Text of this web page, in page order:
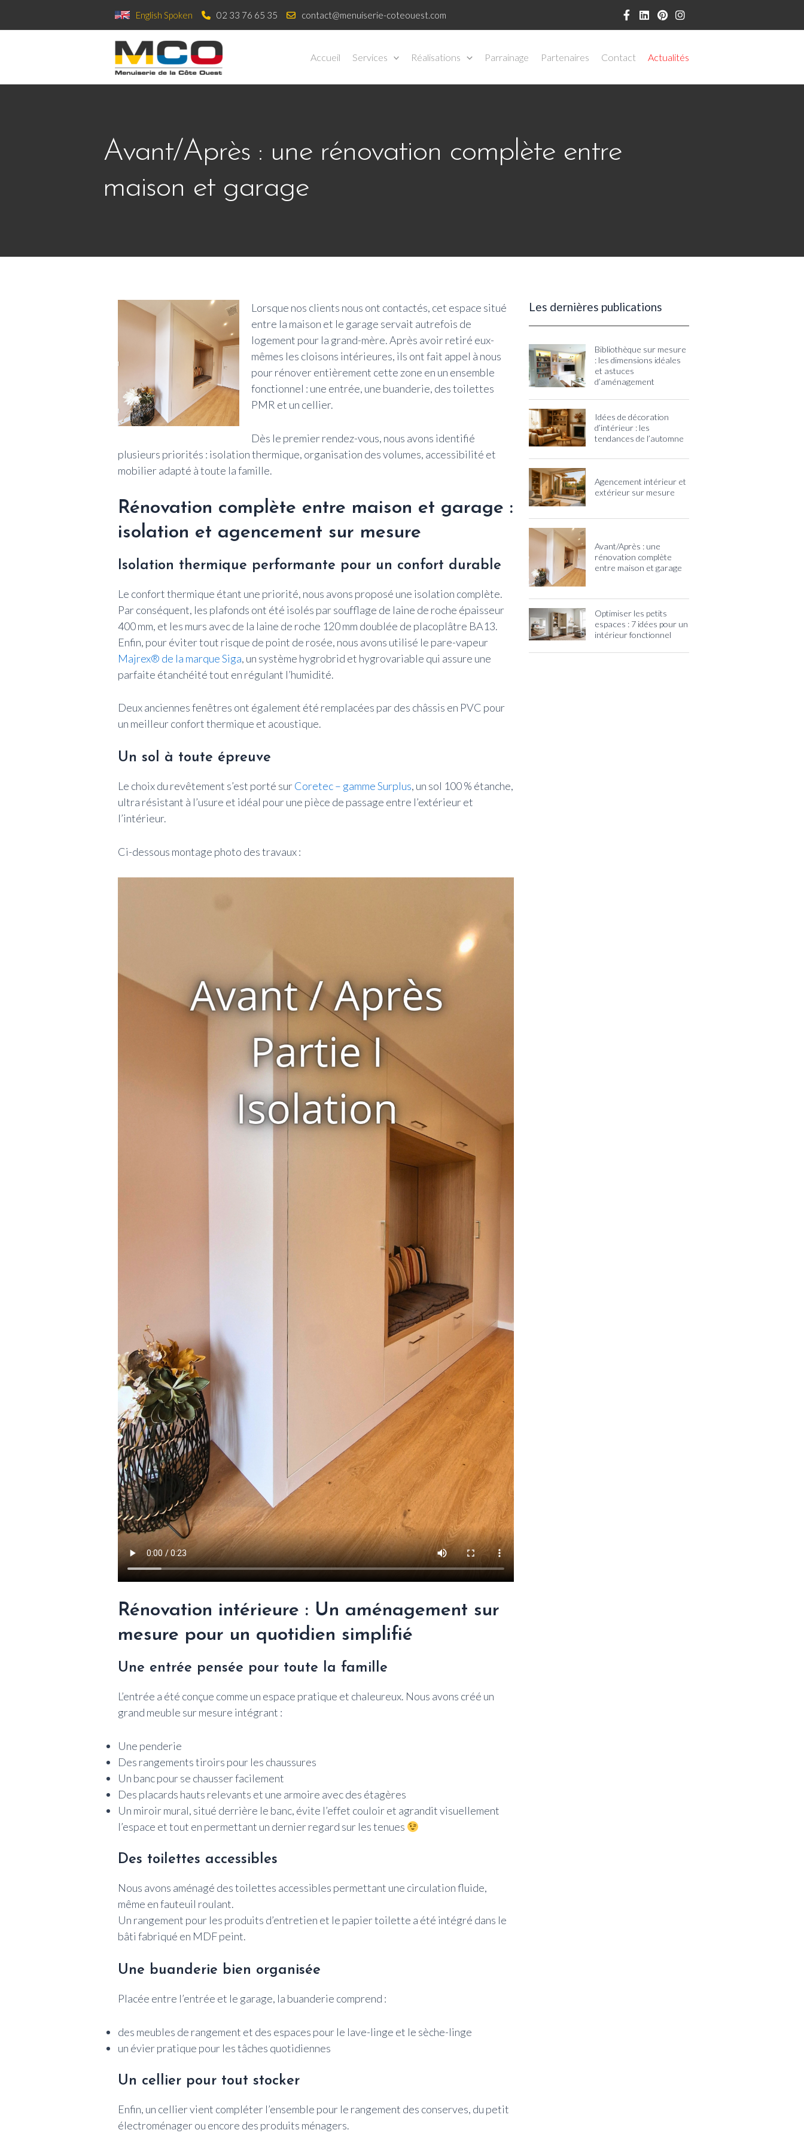
English Spoken 02 33 76 65 35 contact@menuiserie-coteouest.com
Accueil Services Réalisations Parrainage Partenaires Contact Actualités
Avant/Après : une rénovation complète entre
maison et garage
Lorsque nos clients nous ont contactés, cet espace situé
entre la maison et le garage servait autrefois de
logement pour la grand-mère. Après avoir retiré eux-
mêmes les cloisons intérieures, ils ont fait appel à nous
pour rénover entièrement cette zone en un ensemble
fonctionnel : une entrée, une buanderie, des toilettes
PMR et un cellier.
Dès le premier rendez-vous, nous avons identifié
plusieurs priorités : isolation thermique, organisation des volumes, accessibilité et
mobilier adapté à toute la famille.
Rénovation complète entre maison et garage :
isolation et agencement sur mesure
Isolation thermique performante pour un confort durable
Le confort thermique étant une priorité, nous avons proposé une isolation complète.
Par conséquent, les plafonds ont été isolés par soufflage de laine de roche épaisseur
400 mm, et les murs avec de la laine de roche 120 mm doublée de placoplâtre BA13.
Enfin, pour éviter tout risque de point de rosée, nous avons utilisé le pare-vapeur
Majrex® de la marque Siga, un système hygrobrid et hygrovariable qui assure une
parfaite étanchéité tout en régulant l’humidité.
Deux anciennes fenêtres ont également été remplacées par des châssis en PVC pour
un meilleur confort thermique et acoustique.
Un sol à toute épreuve
Le choix du revêtement s’est porté surCoretec – gamme Surplus, un sol 100 % étanche,
ultra résistant à l’usure et idéal pour une pièce de passage entre l’extérieur et
l’intérieur.
Ci-dessous montage photo des travaux :
Rénovation intérieure : Un aménagement sur
mesure pour un quotidien simplifié
Une entrée pensée pour toute la famille
L’entrée a été conçue comme un espace pratique et chaleureux. Nous avons créé un
grand meuble sur mesure intégrant :
Une penderie
Des rangements tiroirs pour les chaussures
Un banc pour se chausser facilement
Des placards hauts relevants et une armoire avec des étagères
Un miroir mural, situé derrière le banc, évite l’effet couloir et agrandit visuellement
l’espace et tout en permettant un dernier regard sur les tenues
Des toilettes accessibles
Nous avons aménagé des toilettes accessibles permettant une circulation fluide,
même en fauteuil roulant.
Un rangement pour les produits d’entretien et le papier toilette a été intégré dans le
bâti fabriqué en MDF peint.
Une buanderie bien organisée
Placée entre l’entrée et le garage, la buanderie comprend :
des meubles de rangement et des espaces pour le lave-linge et le sèche-linge
un évier pratique pour les tâches quotidiennes
Un cellier pour tout stocker
Enfin, un cellier vient compléter l’ensemble pour le rangement des conserves, du petit
électroménager ou encore des produits ménagers.
Les dernières publications
Bibliothèque sur mesure
: les dimensions idéales
et astuces
d’aménagement
Idées de décoration
d’intérieur : les
tendances de l’automne
Agencement intérieur et
extérieur sur mesure
Avant/Après : une
rénovation complète
entre maison et garage
Optimiser les petits
espaces : 7 idées pour un
intérieur fonctionnel